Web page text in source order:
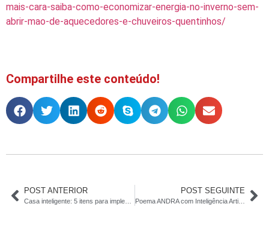
mais-cara-saiba-como-economizar-energia-no-inverno-sem-
abrir-mao-de-aquecedores-e-chuveiros-quentinhos/
Compartilhe este conteúdo!
POST ANTERIOR POST SEGUINTE
Poema ANDRA com Inteligência Artificial